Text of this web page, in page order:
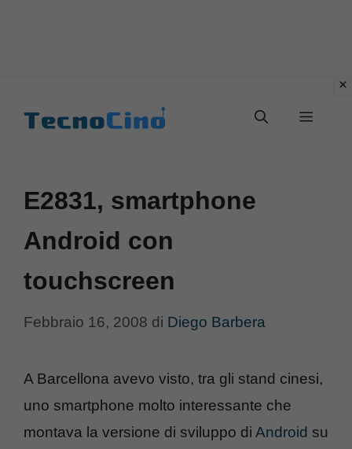
Menu
E2831, smartphone
Android con
touchscreen
Febbraio 16, 2008 di Diego Barbera
A Barcellona avevo visto, tra gli stand cinesi,
uno smartphone molto interessante che
montava la versione di sviluppo di Android su